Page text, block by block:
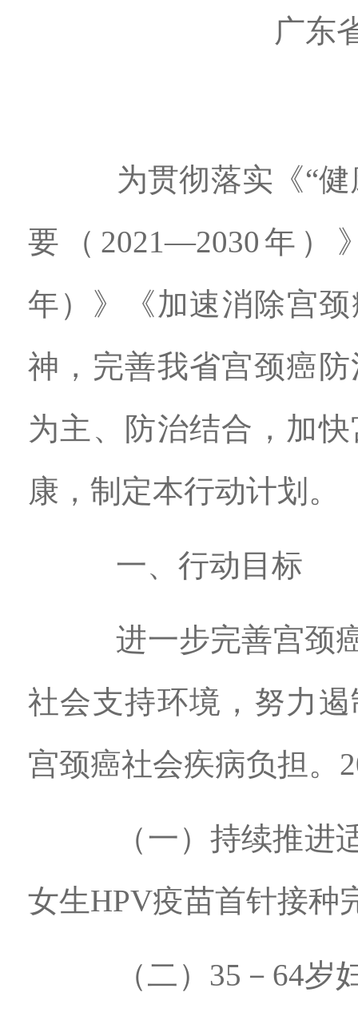
广东
为贯彻落实《“健
要（2021—2030年）
年）》《加速消除宫
神，完善我省宫颈癌
为主、防治结合，加
康，制定本行动计划。
一、行动目标
进一步完善宫颈癌
社会支持环境，努力
宫颈癌社会疾病负担。
（一）持续推进适
女生HPV疫苗首针接种
（二）35－64岁妇